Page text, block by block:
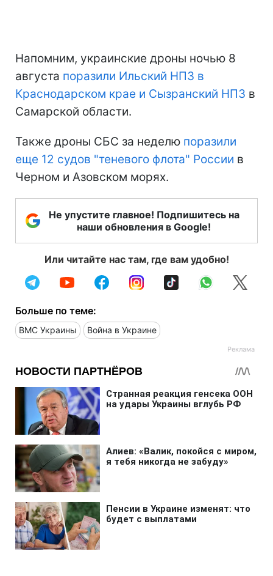
Напомним, украинские дроны ночью 8
августа поразили Ильский НПЗ в
Краснодарском крае и Сызранский НПЗ в
Самарской области.
Также дроны СБС за неделю поразили
еще 12 судов "теневого флота" России в
Черном и Азовском морях.
Не упустите главное! Подпишитесь на
наши обновления в Google!
Или читайте нас там, где вам удобно!
Больше по теме:
ВМС Украины Война в Украине